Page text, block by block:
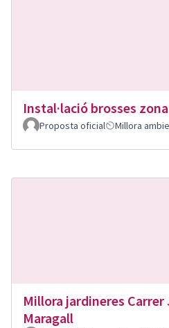
Instal·lació brosses
Proposta oficial
Millora
Millora jardineres Carrer
Maragall